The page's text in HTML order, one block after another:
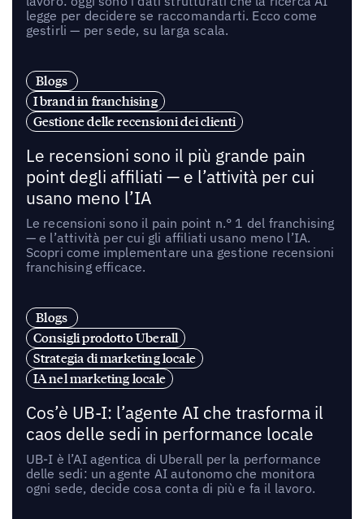
legge per decidere se raccomandarti. Ecco come
gestirli — per sede, su larga scala.
Blogs
I brand in franchising
Gestione delle recensioni dei clienti
Le recensioni sono il più grande pain
point degli affiliati — e l’attività per cui
usano meno l’IA
Le recensioni sono il pain point n.° 1 del franchising
— e l’attività per cui gli affiliati usano meno l’IA.
Scopri come implementare una gestione recensioni
franchising efficace.
Blogs
Consigli prodotto Uberall
Strategia di marketing locale
IA nel marketing locale
Cos’è UB-I: l’agente AI che trasforma il
caos delle sedi in performance locale
UB-I è l’AI agentica di Uberall per la performance
delle sedi: un agente AI autonomo che monitora
ogni sede, decide cosa conta di più e fa il lavoro.